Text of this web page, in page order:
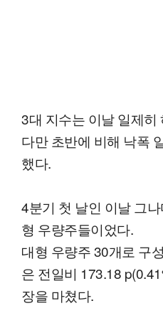
3대 지수는 이날 일제히
다만 초반에 비해 낙폭
했다.
4분기 첫 날인 이날 그
형 우량주들이었다.
대형 우량주 30개로 구
은 전일비 173.18
장을 마쳤다.